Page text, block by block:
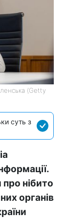
(Getty
суть з
нібито
органів